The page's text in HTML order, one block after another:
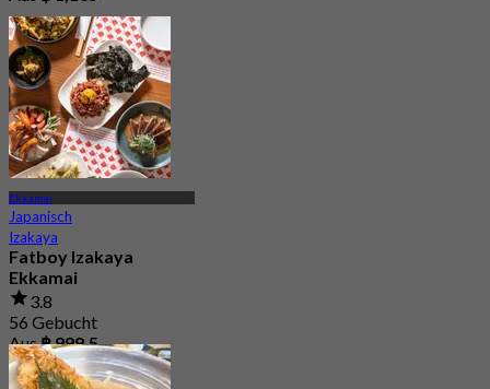
Ekkamai
Japanisch
Izakaya
Fatboy Izakaya
Ekkamai
3.8
56 Gebucht
Aus฿ 999.5